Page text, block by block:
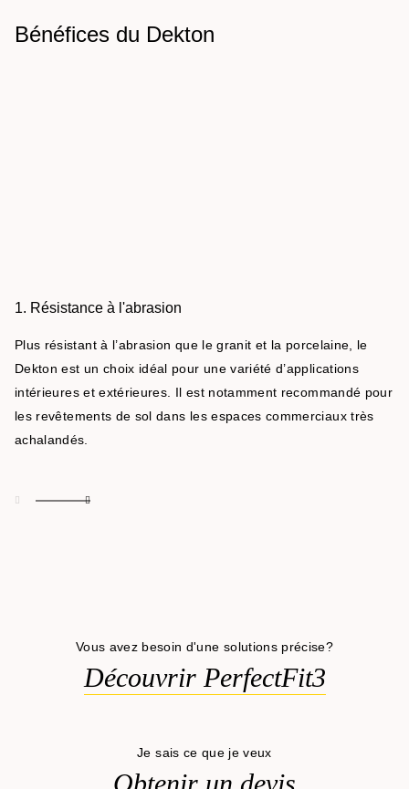
Bénéfices du Dekton
1. Résistance à l'abrasion
Plus résistant à l’abrasion que le granit et la porcelaine, le
Dekton est un choix idéal pour une variété d’applications
intérieures et extérieures. Il est notamment recommandé pour
les revêtements de sol dans les espaces commerciaux très
achalandés.
Vous avez besoin d'une solutions précise?
Découvrir PerfectFit3
Je sais ce que je veux